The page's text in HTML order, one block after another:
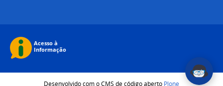
Desenvolvido com o CMS de código aberto Plone